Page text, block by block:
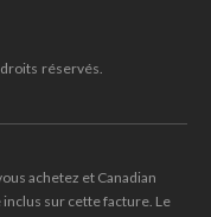
droits réservés.
achetez et Canadian
sur cette facture. Le